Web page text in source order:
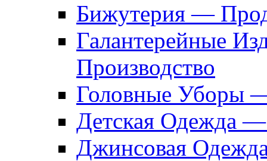
Бижутерия —
Галантерейные
Производство
Головные Уборы
Детская Одежда
Джинсовая